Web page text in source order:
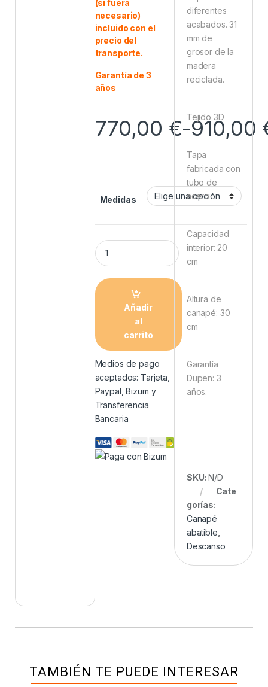
(si fuera
necesario)
incluido con el
precio del
transporte.
Garantía de 3
años
770,00 €-910,00
Medidas
Añadir
al
carrito
Medios de pago
aceptados: Tarjeta,
Paypal, Bizum y
Transferencia
Bancaria
diferentes
acabados. 31
mm de
grosor de la
madera
reciclada.
Tejido 3D
Tapa
fabricada con
tubo de
acero
Capacidad
interior: 20
cm
Altura de
canapé: 30
cm
Garantía
Dupen: 3
años.
SKU:N/D
Cate
gorías:
Canapé
abatible
Descanso
TAMBIÉN TE PUEDE INTERESAR